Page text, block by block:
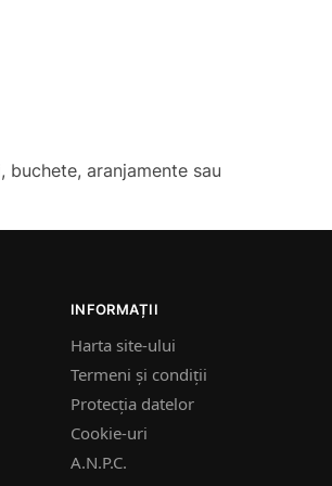
aranjamente sau
INFORMAȚII
Harta site-ului
Termeni și condiții
Protecția datelor
Cookie-uri
A.N.P.C.